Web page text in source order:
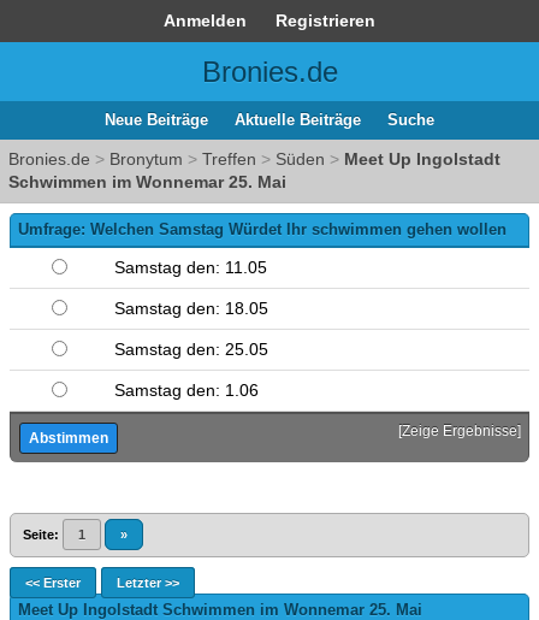
Anmelden Registrieren
Bronies.de
Neue Beiträge Aktuelle Beiträge Suche
Bronies.de > Bronytum > Treffen > Süden > Meet Up Ingolstadt
Schwimmen im Wonnemar 25. Mai
Umfrage: Welchen Samstag Würdet Ihr schwimmen gehen wollen
Samstag den: 11.05
Samstag den: 18.05
Samstag den: 25.05
Samstag den: 1.06
[Zeige Ergebnisse]
Seite: 1 »
<< Erster Letzter >>
Meet Up Ingolstadt Schwimmen im Wonnemar 25. Mai